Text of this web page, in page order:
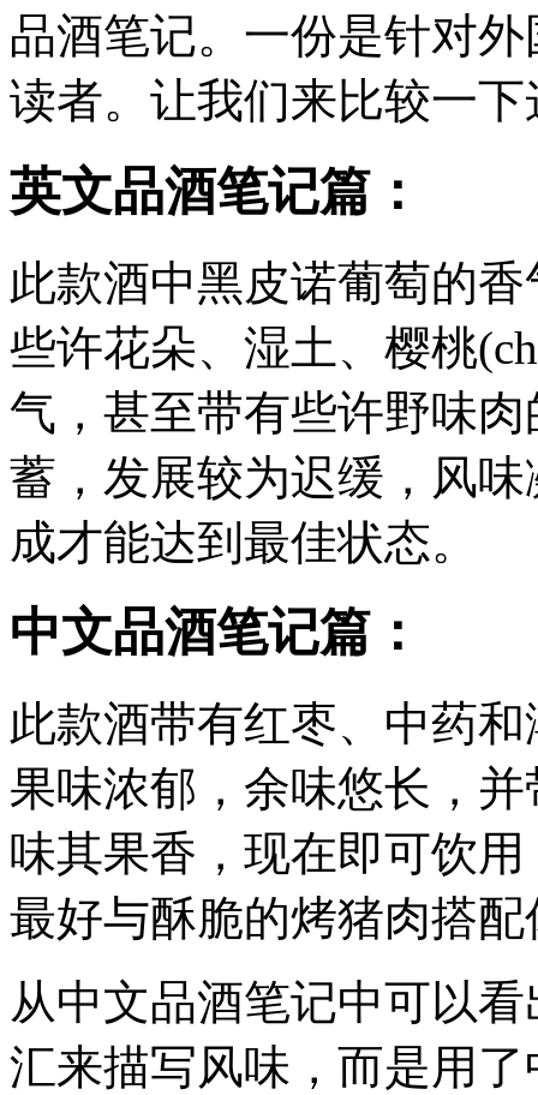
品酒笔记。一份是针对
读者。让我们来比较一
英文品酒笔记篇：
此款酒中黑皮诺葡萄的
些许花朵、湿土、樱桃
气，甚至带有些许野味
蓄，发展较为迟缓，风
成才能达到最佳状态。
中文品酒笔记篇：
此款酒带有红枣、中药
果味浓郁，余味悠长，
味其果香，现在即可饮
最好与酥脆的烤猪肉搭配
从中文品酒笔记中可以
汇来描写风味，而是用